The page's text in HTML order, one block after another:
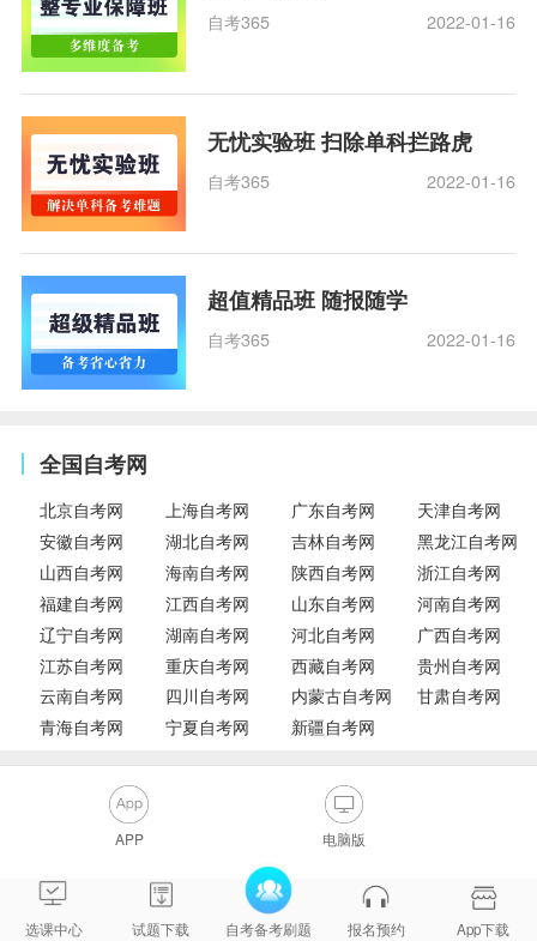
自考365 2022-01-16
无忧实验班 扫除单科拦路虎
自考365 2022-01-16
超值精品班 随报随学
自考365 2022-01-16
全国自考网
北京自考网 上海自考网 广东自考网
天津自考网
安徽自考网
湖北自考网 吉林自考网
黑龙江自考网
山西自考网
海南自考网 陕西自考网
浙江自考网
福建自考网
江西自考网 山东自考网
河南自考网
辽宁自考网
湖南自考网 河北自考网
广西自考网
江苏自考网
重庆自考网 西藏自考网
贵州自考网
云南自考网
四川自考网 内蒙古自考网
甘肃自考网
青海自考网
宁夏自考网 新疆自考网
APP 电脑版
选课中心 试题下载 自考备考刷题 报名预约 App下载